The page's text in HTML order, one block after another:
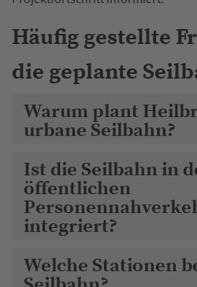
Häufig gestellte
die geplante
Warum plant
urbane Seilbahn?
Ist die Seilbahn in
öffentlichen
integriert?
Welche Stationen